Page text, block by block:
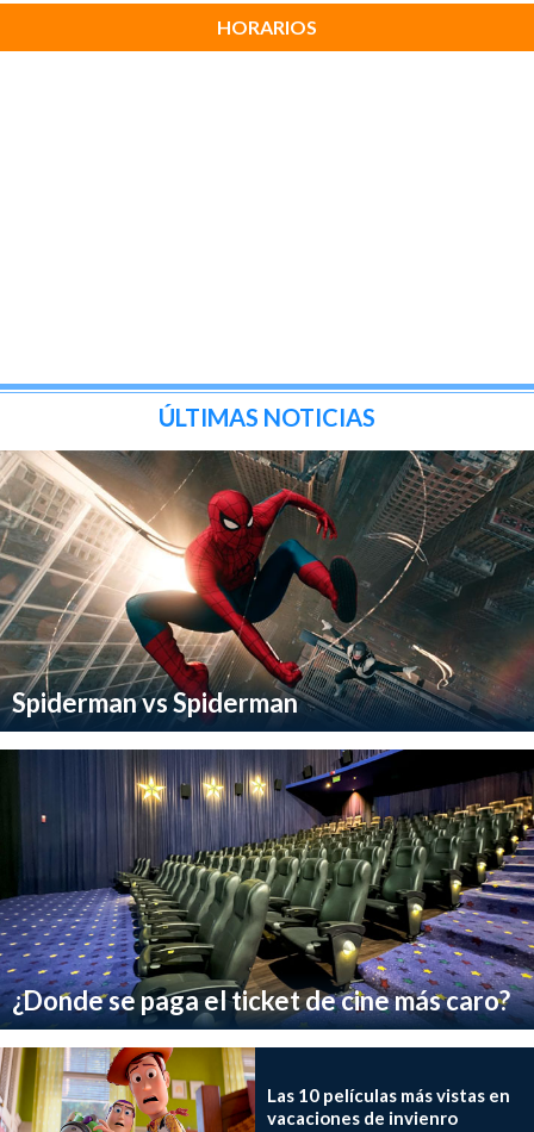
HORARIOS
ÚLTIMAS NOTICIAS
Spiderman vs Spiderman
¿Donde se paga el ticket de cine más caro?
Las 10 películas más vistas en
vacaciones de invienro